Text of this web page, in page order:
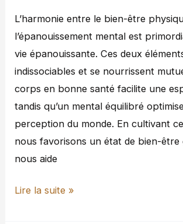
L’harmonie entre le bien-être
l’épanouissement mental est
vie épanouissante. Ces deux
indissociables et se nourrissent
corps en bonne santé facilite une
tandis qu’un mental équilibré
perception du monde. En cultivant
nous favorisons un état de bien-être
nous aide
Lire la suite »